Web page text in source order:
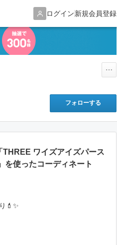
ログイン新規会員登録
フォローする
THREE ワイズアイズパース
を使ったコーディネート
💄✨